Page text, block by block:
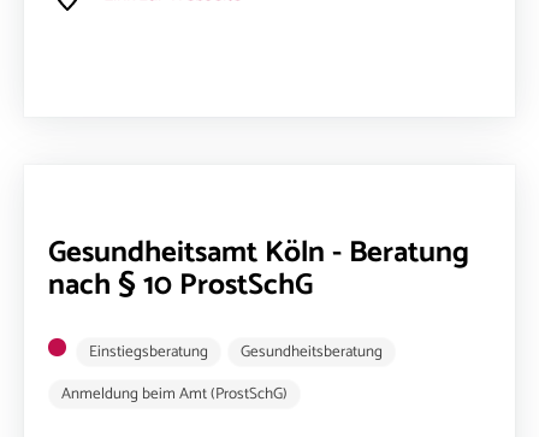
Gesundheitsamt Köln - Beratung
nach § 10 ProstSchG
Einstiegsberatung
Gesundheitsberatung
Anmeldung beim Amt (ProstSchG)